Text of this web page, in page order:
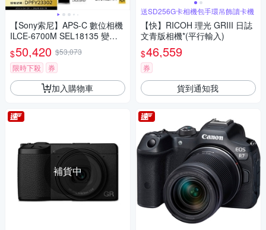
【Sony索尼】APS-C 數位相機
ILCE-6700M SEL18135 變焦
鏡組 (公司貨 保固18+6個月)
$50,420 $53,073
限時下殺
券
加入購物車
補貨中
送SD256G卡相機包手環吊飾讀卡機
【快】RICOH 理光 GRIII 日誌
文青版相機*(平行輸入)
$46,559
券
貨到通知我